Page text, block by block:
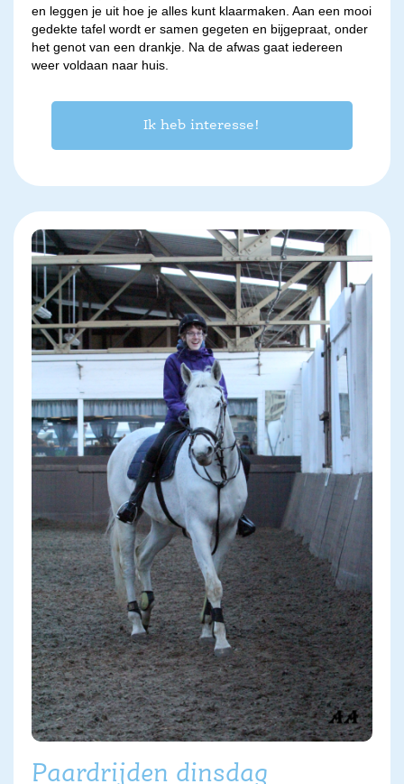
en leggen je uit hoe je alles kunt klaarmaken. Aan een mooi
gedekte tafel wordt er samen gegeten en bijgepraat, onder
het genot van een drankje. Na de afwas gaat iedereen
weer voldaan naar huis.
Ik heb interesse!
Paardrijden dinsdag